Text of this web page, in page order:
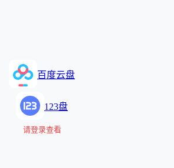
百度云盘
123盘
请登录查看